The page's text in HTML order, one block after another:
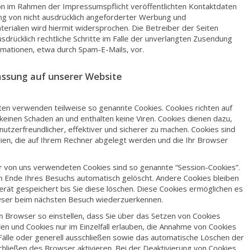
im Rahmen der Impressumspflicht veröffentlichten Kontaktdaten
von nicht ausdrücklich angeforderter Werbung und
wird hiermit widersprochen. Die Betreiber der Seiten
rechtliche Schritte im Falle der unverlangten Zusendung
etwa durch Spam-E-Mails, vor.
auf unserer Website
verwenden teilweise so genannte Cookies. Cookies richten auf
Schaden an und enthalten keine Viren. Cookies dienen dazu,
effektiver und sicherer zu machen. Cookies sind
die auf Ihrem Rechner abgelegt werden und die Ihr Browser
uns verwendeten Cookies sind so genannte “Session-Cookies”.
Ende Ihres Besuchs automatisch gelöscht. Andere Cookies bleiben
gespeichert bis Sie diese löschen. Diese Cookies ermöglichen es
beim nächsten Besuch wiederzuerkennen.
Browser so einstellen, dass Sie über das Setzen von Cookies
und Cookies nur im Einzelfall erlauben, die Annahme von Cookies
oder generell ausschließen sowie das automatische Löschen der